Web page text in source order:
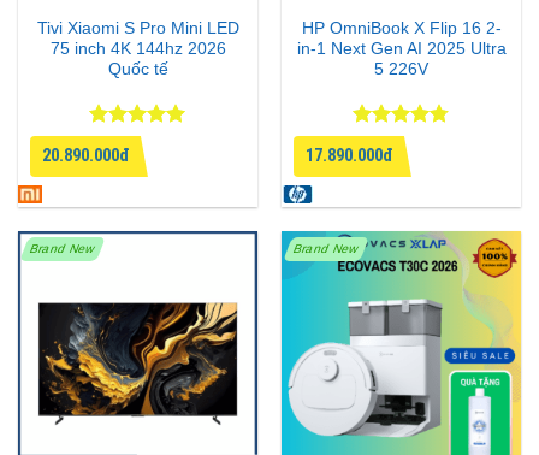
✅ Hàng mới, chính hãng, nội địa nhật
✅ Bảo hành 12 tháng chính hãng
✅ Hỗ trợ đổi trả trong 15 ngày nếu lỗi do nhà sản xuất
✅ Giao hàng toàn quốc – Giao siêu tốc trong 1 giờ tại
nội thành Hà Nội
– Gọi/Zalo:
để nhận báo giá tốt
nhất hôm nay!
Tivi Xiaomi S Pro Mini LED
75 inch 4K 144hz 2026
Quốc tế
Được xếp
hạng
55
sao
20.890.000đ
HP OmniBook X Flip 16 2-
in-1 Next Gen AI 2025 Ultra
5 226V
Được xếp
hạng
4.75
5 sao
17.890.000đ
Brand New Brand New